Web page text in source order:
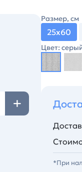
Размер, см
25х60
Цвет:
*При